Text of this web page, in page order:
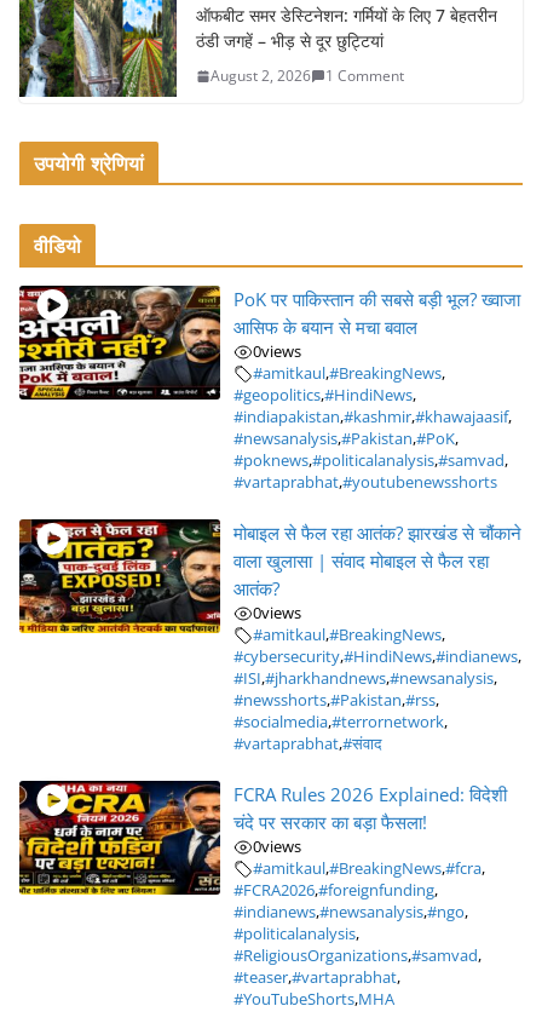
ऑफबीट समर डेस्टिनेशन: गर्मियों के लिए 7 बेहतरीन
ठंडी जगहें – भीड़ से दूर छुट्टियां
August 2, 2026 1 Comment
उपयोगी श्रेणियां
वीडियो
PoK पर पाकिस्तान की सबसे बड़ी भूल? ख्वाजा
आसिफ के बयान से मचा बवाल
0views
#amitkaul,#BreakingNews,
#geopolitics,#HindiNews,
#indiapakistan,#kashmir,#khawajaasif,
#newsanalysis,#Pakistan,#PoK,
#poknews,#politicalanalysis,#samvad,
#vartaprabhat,#youtubenewsshorts
मोबाइल से फैल रहा आतंक? झारखंड से चौंकाने
वाला खुलासा | संवाद मोबाइल से फैल रहा
आतंक?
0views
#amitkaul,#BreakingNews,
#cybersecurity,#HindiNews,#indianews,
#ISI,#jharkhandnews,#newsanalysis,
#newsshorts,#Pakistan,#rss,
#socialmedia,#terrornetwork,
#vartaprabhat,#संवाद
FCRA Rules 2026 Explained: विदेशी
चंदे पर सरकार का बड़ा फैसला!
0views
#amitkaul,#BreakingNews,#fcra,
#FCRA2026,#foreignfunding,
#indianews,#newsanalysis,#ngo,
#politicalanalysis,
#ReligiousOrganizations,#samvad,
#teaser,#vartaprabhat,
#YouTubeShorts,MHA